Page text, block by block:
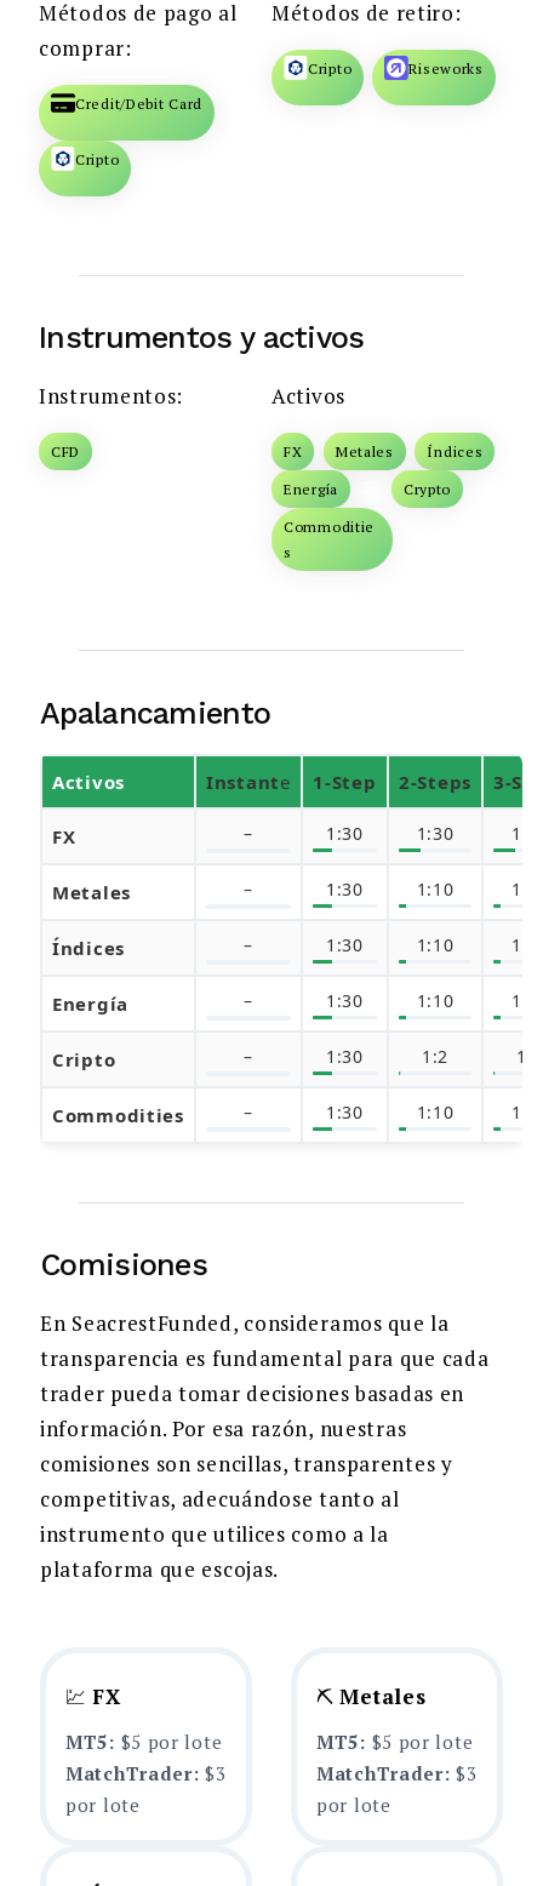
Métodos de pago al
comprar:
Credit/Debit Card
Cripto
Métodos de retiro:
Cripto Riseworks
Instrumentos y activos
Instrumentos:
CFD
Activos
FX Metales Índices
Energía Crypto
Commoditie
s
Apalancamiento
Activos Instante 1-Step 2-Steps 3-
FX – 1:30 1:30
Metales – 1:30 1:10
Índices – 1:30 1:10
Energía – 1:30 1:10
Cripto – 1:30 1:2 1:2
Commodities – 1:30 1:10
Comisiones
En SeacrestFunded, consideramos que la
transparencia es fundamental para que cada
trader pueda tomar decisiones basadas en
información. Por esa razón, nuestras
comisiones son sencillas, transparentes y
competitivas, adecuándose tanto al
instrumento que utilices como a la
plataforma que escojas.
💹FX
MT5: $5 por lote
MatchTrader: $3
por lote
⛏️Metales
MT5: $5 por lote
MatchTrader: $3
por lote